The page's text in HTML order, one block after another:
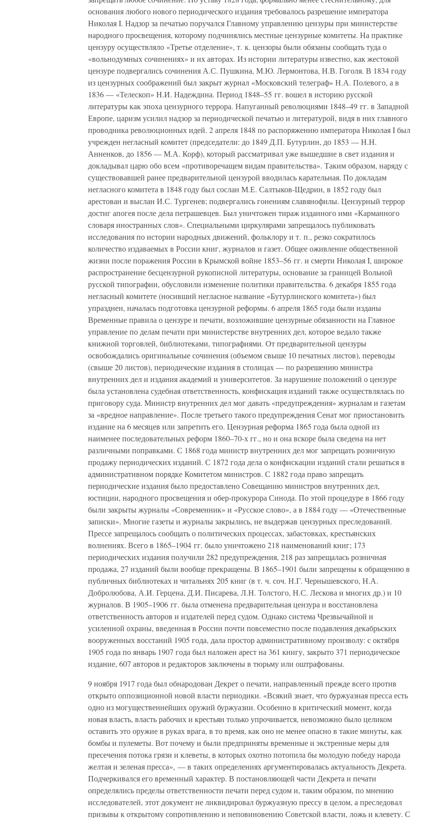
основания любого нового периодического издания требовалось разрешение императора
Николая I. Надзор за печатью поручался Главному управлению цензуры при министерстве
народного просвещения, которому подчинялись местные цензурные комитеты. На практике
цензуру осуществляло «Третье отделение», т. к. цензоры были обязаны сообщать туда о
«вольнодумных сочинениях» и их авторах. Из истории литературы известно, как жестокой
цензуре подвергались сочинения А.С. Пушкина, М.Ю. Лермонтова, Н.В. Гоголя. В 1834 году
из цензурных соображений был закрыт журнал «Московский телеграф» Н.А. Полевого, а в
1836 — «Телескоп» Н.И. Надеждина. Период 1848–55 гг. вошел в историю русской
литературы как эпоха цензурного террора. Напуганный революциями 1848–49 гг. в Западной
Европе, царизм усилил надзор за периодической печатью и литературой, видя в них главного
проводника революционных идей. 2 апреля 1848 по распоряжению императора Николая I был
учрежден негласный комитет (председатели: до 1849 Д.П. Бутурлин, до 1853 — Н.Н.
Анненков, до 1856 — М.А. Корф), который рассматривал уже вышедшие в свет издания и
докладывал царю обо всем «противоречащем видам правительства». Таким образом, наряду с
существовавшей ранее предварительной цензурой вводилась карательная. По докладам
негласного комитета в 1848 году был сослан М.Е. Салтыков-Щедрин, в 1852 году был
арестован и выслан И.С. Тургенев; подвергались гонениям славянофилы. Цензурный террор
достиг апогея после дела петрашевцев. Был уничтожен тираж изданного ими «Карманного
словаря иностранных слов». Специальными циркулярами запрещалось публиковать
исследования по истории народных движений, фольклору и т. п., резко сократилось
количество издаваемых в России книг, журналов и газет. Общее оживление общественной
жизни после поражения России в Крымской войне 1853–56 гг. и смерти Николая I, широкое
распространение бесцензурной рукописной литературы, основание за границей Вольной
русской типографии, обусловили изменение политики правительства. 6 декабря 1855 года
негласный комитете (носивший негласное название «Бутурлинского комитета») был
упразднен, началась подготовка цензурной реформы. 6 апреля 1865 года были изданы
Временные правила о цензуре и печати, возложившие цензурные обязанности на Главное
управление по делам печати при министерстве внутренних дел, которое ведало также
книжной торговлей, библиотеками, типографиями. От предварительной цензуры
освобождались оригинальные сочинения (объемом свыше 10 печатных листов), переводы
(свыше 20 листов), периодические издания в столицах — по разрешению министра
внутренних дел и издания академий и университетов. За нарушение положений о цензуре
была установлена судебная ответственность, конфискация изданий также осуществлялась по
приговору суда. Министр внутренних дел мог давать «предупреждения» журналам и газетам
за «вредное направление». После третьего такого предупреждения Сенат мог приостановить
издание на 6 месяцев или запретить его. Цензурная реформа 1865 года была одной из
наименее последовательных реформ 1860–70-х гг., но и она вскоре была сведена на нет
различными поправками. С 1868 года министр внутренних дел мог запрещать розничную
продажу периодических изданий. С 1872 года дела о конфискации изданий стали решаться в
административном порядке Комитетом министров. С 1882 года право запрещать
периодические издания было предоставлено Совещанию министров внутренних дел,
юстиции, народного просвещения и обер-прокурора Синода. По этой процедуре в 1866 году
были закрыты журналы «Современник» и «Русское слово», а в 1884 году — «Отечественные
записки». Многие газеты и журналы закрылись, не выдержав цензурных преследований.
Прессе запрещалось сообщать о политических процессах, забастовках, крестьянских
волнениях. Всего в 1865–1904 гг. было уничтожено 218 наименований книг; 173
периодических издания получили 282 предупреждения, 218 раз запрещалась розничная
продажа, 27 изданий были вообще прекращены. В 1865–1901 были запрещены к обращению в
публичных библиотеках и читальнях 205 книг (в т. ч. соч. Н.Г. Чернышевского, Н.А.
Добролюбова, А.И. Герцена, Д.И. Писарева, Л.Н. Толстого, Н.С. Лескова и многих др.) и 10
журналов. В 1905–1906 гг. была отменена предварительная цензура и восстановлена
ответственность авторов и издателей перед судом. Однако система Чрезвычайной и
усиленной охраны, введенная в России почти повсеместно после подавления декабрьских
вооруженных восстаний 1905 года, дала простор административному произволу: с октября
1905 года по январь 1907 года был наложен арест на 361 книгу, закрыто 371 периодическое
издание, 607 авторов и редакторов заключены в тюрьму или оштрафованы.
9 ноября 1917 года был обнародован Декрет о печати, направленный прежде всего против
открыто оппозиционной новой власти периодики. «Всякий знает, что буржуазная пресса есть
одно из могущественнейших оружий буржуазии. Особенно в критический момент, когда
новая власть, власть рабочих и крестьян только упрочивается, невозможно было целиком
оставить это оружие в руках врага, в то время, как оно не менее опасно в такие минуты, как
бомбы и пулеметы. Вот почему и были предприняты временные и экстренные меры для
пресечения потока грязи и клеветы, в которых охотно потопила бы молодую победу народа
желтая и зеленая пресса», — в таких определениях аргументировалась актуальность Декрета.
Подчеркивался его временный характер. В постановляющей части Декрета и печати
определялись пределы ответственности печати перед судом и, таким образом, по мнению
исследователей, этот документ не ликвидировал буржуазную прессу в целом, а преследовал
призывы к открытому сопротивлению и неповиновению Советской власти, ложь и клевету. С